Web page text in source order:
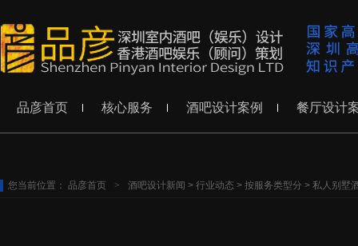
品彦首页 核心服务 酒吧设计案例 餐厅设计
您当前位置： 品彦首页 > 酒吧设计新闻 > 行业动态 > 按服务类型分 > 私人别墅